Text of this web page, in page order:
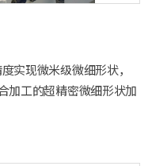
实现微米级微细形状，
工的超精密微细形状加